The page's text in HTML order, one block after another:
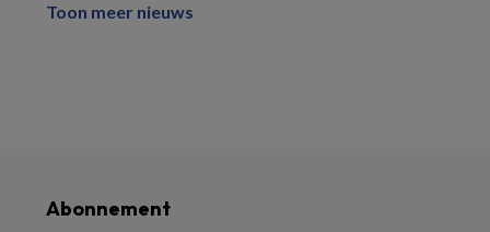
Toon meer nieuws
Abonnement